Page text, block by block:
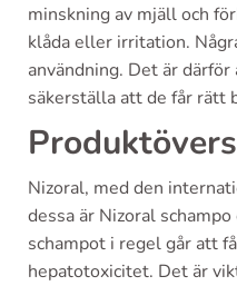
minskning av mjäll och
klåda eller irritation.
användning. Det är
säkerställa att de får rätt
Nizoral, med den
dessa är Nizoral
schampot i regel går att
hepatotoxicitet. Det är